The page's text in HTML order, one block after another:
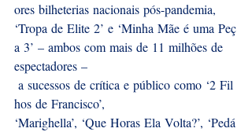
ores bilheterias nacionais pós-pandemia,
‘Tropa de Elite 2’ e ‘Minha Mãe é uma Peç
a 3’ – ambos com mais de 11 milhões de
espectadores –
a sucessos de crítica e público como ‘2 Fil
hos de Francisco’,
‘Marighella’, ‘Que Horas Ela Volta?’, ‘Pedá